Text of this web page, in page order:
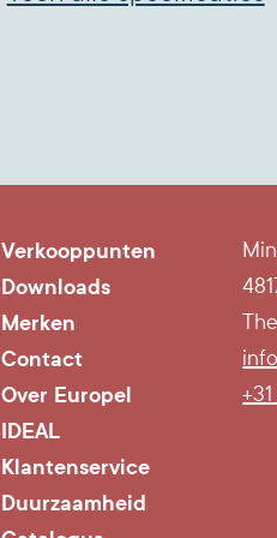
Verkooppunten
Downloads
Merken
Contact
Over Europel
IDEAL
Klantenservice
Duurzaamheid